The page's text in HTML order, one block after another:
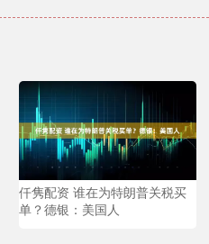
仟隽配资 谁在为特朗普关税买
单？德银：美国人